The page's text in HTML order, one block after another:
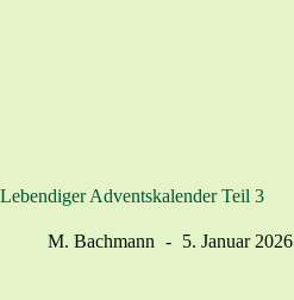
Lebendiger Adventskalender Teil 3
M. Bachmann 5. Januar 2026